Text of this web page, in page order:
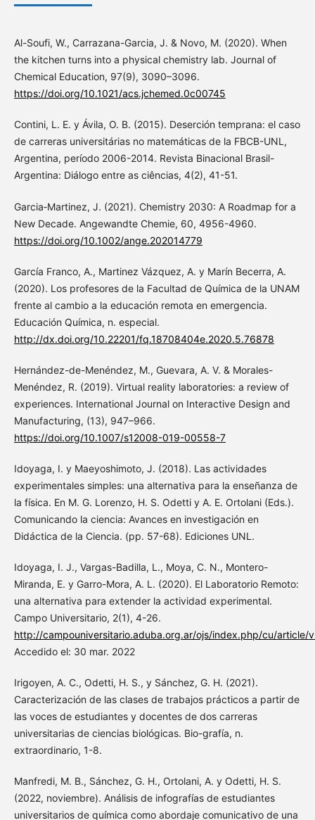
Al-Soufi, W., Carrazana-Garcia, J. & Novo, M. (2020). When
the kitchen turns into a physical chemistry lab. Journal of
Chemical Education, 97(9), 3090–3096.
https://doi.org/10.1021/acs.jchemed.0c00745
Contini, L. E. y Ávila, O. B. (2015). Deserción temprana: el caso
de carreras universitárias no matemáticas de la FBCB-UNL,
Argentina, período 2006-2014. Revista Binacional Brasil-
Argentina: Diálogo entre as ciências, 4(2), 41-51.
Garcia‐Martinez, J. (2021). Chemistry 2030: A Roadmap for a
New Decade. Angewandte Chemie, 60, 4956-4960.
https://doi.org/10.1002/ange.202014779
García Franco, A., Martinez Vázquez, A. y Marín Becerra, A.
(2020). Los profesores de la Facultad de Química de la UNAM
frente al cambio a la educación remota en emergencia.
Educación Química, n. especial.
http://dx.doi.org/10.22201/fq.18708404e.2020.5.76878
Hernández-de-Menéndez, M., Guevara, A. V. & Morales-
Menéndez, R. (2019). Virtual reality laboratories: a review of
experiences. International Journal on Interactive Design and
Manufacturing, (13), 947–966.
https://doi.org/10.1007/s12008-019-00558-7
Idoyaga, I. y Maeyoshimoto, J. (2018). Las actividades
experimentales simples: una alternativa para la enseñanza de
la física. En M. G. Lorenzo, H. S. Odetti y A. E. Ortolani (Eds.).
Comunicando la ciencia: Avances en investigación en
Didáctica de la Ciencia. (pp. 57-68). Ediciones UNL.
Idoyaga, I. J., Vargas-Badilla, L., Moya, C. N., Montero-
Miranda, E. y Garro-Mora, A. L. (2020). El Laboratorio Remoto:
una alternativa para extender la actividad experimental.
Campo Universitario, 2(1), 4-26.
http://campouniversitario.aduba.org.ar/ojs/index.php/cu/article/
Accedido el: 30 mar. 2022
Irigoyen, A. C., Odetti, H. S., y Sánchez, G. H. (2021).
Caracterización de las clases de trabajos prácticos a partir de
las voces de estudiantes y docentes de dos carreras
universitarias de ciencias biológicas. Bio-grafía, n.
extraordinario, 1-8.
Manfredi, M. B., Sánchez, G. H., Ortolani, A. y Odetti, H. S.
(2022, noviembre). Análisis de infografías de estudiantes
universitarios de química como abordaje comunicativo de una